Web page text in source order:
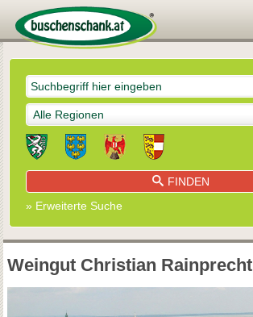
Alle Regionen
FINDEN
» Erweiterte Suche
Weingut Christian Rainprecht